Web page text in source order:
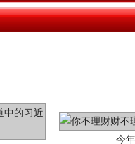
今